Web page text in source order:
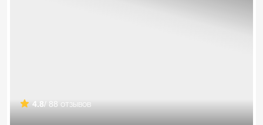
4.8/ 88 отзывов